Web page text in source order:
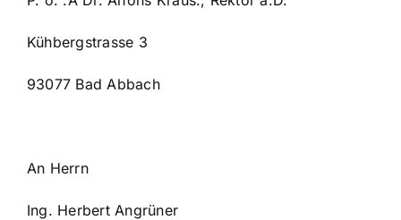
Kühbergstrasse 3
93077 Bad Abbach
An Herrn
Ing. Herbert Angrüner